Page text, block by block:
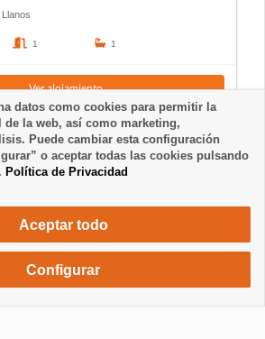
1 1
Ver alojamiento
datos como cookies para permitir la
la web, así como marketing,
Puede cambiar esta configuración
o aceptar todas las cookies pulsando
Política de Privacidad
Aceptar todo
Configurar